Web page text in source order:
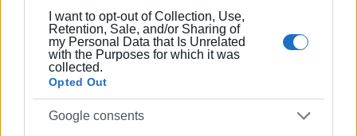
I want to opt-out of Collection, Use,
Retention, Sale, and/or Sharing of
my Personal Data that Is Unrelated
with the Purposes for which it was
collected.
Opted Out
Google consents
Ακολουθήστε το enimerosi στοFacebook
Συνδρομητές στο e-paper